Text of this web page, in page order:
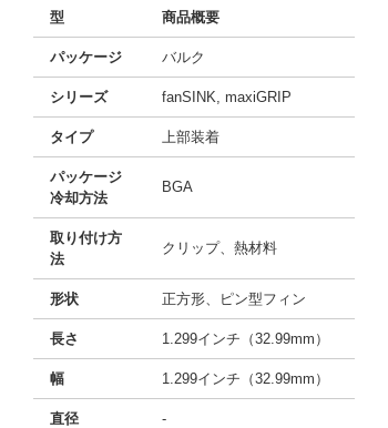
型 商品概要
パッケージ バルク
シリーズ fanSINK, maxiGRIP
タイプ 上部装着
パッケージ
冷却方法
BGA
取り付け方
法
クリップ、熱材料
形状 正方形、ピン型フィン
長さ 1.299インチ（32.99mm）
幅 1.299インチ（32.99mm）
直径 -